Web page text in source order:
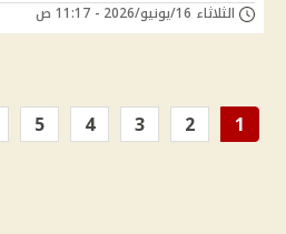
الثلاثاء 16/يونيو/2026 - 11:17 ص
1
2
3
4
5